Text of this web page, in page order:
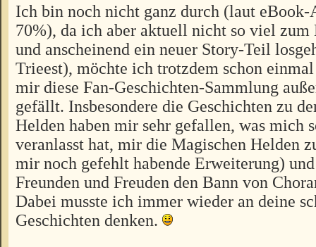
Ich bin noch nicht ganz durch (laut eBook-
70%), da ich aber aktuell nicht so viel zum
und anscheinend ein neuer Story-Teil
Trieest), möchte ich trotzdem schon
mir diese Fan-Geschichten-Sammlung
gefällt. Insbesondere die Geschichten zu
Helden haben mir sehr gefallen, was mich
veranlasst hat, mir die Magischen Helden
mir noch gefehlt habende Erweiterung)
Freunden und Freuden den Bann von
Dabei musste ich immer wieder an deine
Geschichten denken.